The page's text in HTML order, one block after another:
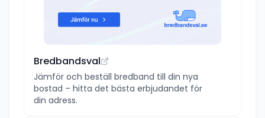
Bredbandsval
Jämför och beställ bredband till din nya
bostad – hitta det bästa erbjudandet för
din adress.